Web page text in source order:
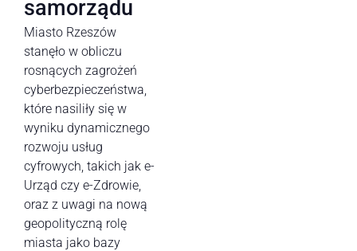
samorządu
Miasto Rzeszów
stanęło w obliczu
rosnących zagrożeń
cyberbezpieczeństwa,
które nasiliły się w
wyniku dynamicznego
rozwoju usług
cyfrowych, takich jak e-
Urząd czy e-Zdrowie,
oraz z uwagi na nową
geopolityczną rolę
miasta jako bazy